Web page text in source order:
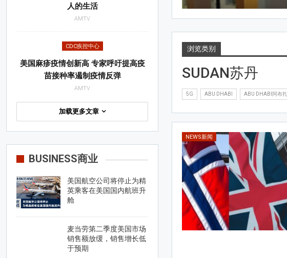
浏览类别
SUDAN苏丹
5G ABU DHABI ABU DHABI阿布
NEWS新闻
人的生活
AMTV
CDC疾控中心
美国麻疹疫情创新高 专家呼吁提高疫
苗接种率遏制疫情反弹
AMTV
加载更多文章
BUSINESS商业
美国航空公司将停止为精
英乘客在美国国内航班升
舱
麦当劳第二季度美国市场
销售额放缓，销售增长低
于预期